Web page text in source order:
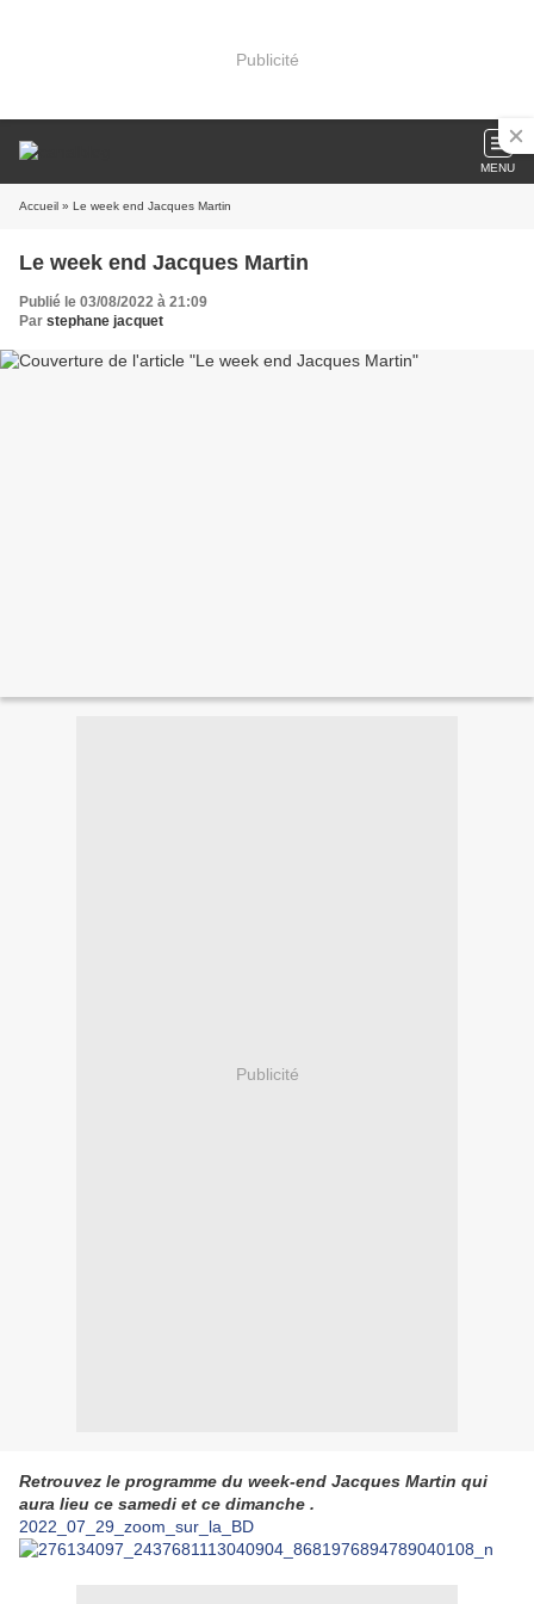
Publicité
MENU
Accueil » Le week end Jacques Martin
Le week end Jacques Martin
Publié le 03/08/2022 à 21:09
Par stephane jacquet
Publicité
Retrouvez le programme du week-end Jacques Martin qui
aura lieu ce samedi et ce dimanche .
2022_07_29_zoom_sur_la_BD